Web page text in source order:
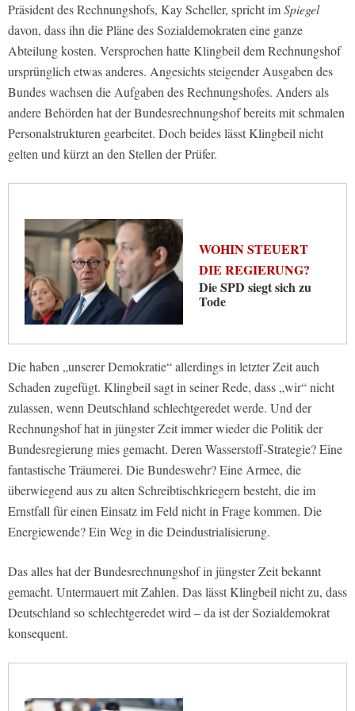
Präsident des Rechnungshofs, Kay Scheller, spricht imSpiegel
davon, dass ihn die Pläne des Sozialdemokraten eine ganze
Abteilung kosten. Versprochen hatte Klingbeil dem Rechnungshof
ursprünglich etwas anderes. Angesichts steigender Ausgaben des
Bundes wachsen die Aufgaben des Rechnungshofes. Anders als
andere Behörden hat der Bundesrechnungshof bereits mit schmalen
Personalstrukturen gearbeitet. Doch beides lässt Klingbeil nicht
gelten und kürzt an den Stellen der Prüfer.
WOHIN STEUERT
DIE REGIERUNG?
Die SPD siegt sich zu
Tode
Die haben „unserer Demokratie“ allerdings in letzter Zeit auch
Schaden zugefügt. Klingbeil sagt in seiner Rede, dass „wir“ nicht
zulassen, wenn Deutschland schlechtgeredet werde. Und der
Rechnungshof hat in jüngster Zeit immer wieder die Politik der
Bundesregierung mies gemacht. Deren Wasserstoff-Strategie? Eine
fantastische Träumerei. Die Bundeswehr? Eine Armee, die
überwiegend aus zu alten Schreibtischkriegern besteht, die im
Ernstfall für einen Einsatz im Feld nicht in Frage kommen. Die
Energiewende? Ein Weg in die Deindustrialisierung.
Das alles hat der Bundesrechnungshof in jüngster Zeit bekannt
gemacht. Untermauert mit Zahlen. Das lässt Klingbeil nicht zu, dass
Deutschland so schlechtgeredet wird – da ist der Sozialdemokrat
konsequent.